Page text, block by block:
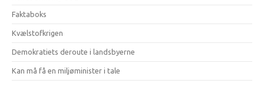
Faktaboks
Kvælstofkrigen
Demokratiets deroute i landsbyerne
Kan må få en miljøminister i tale